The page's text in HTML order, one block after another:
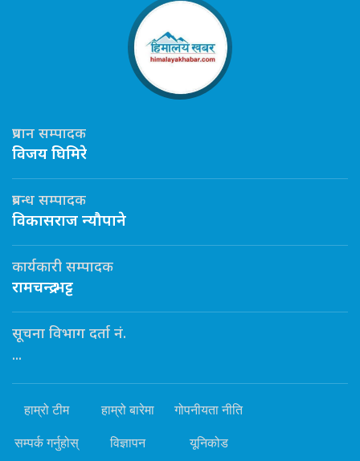
प्रधान सम्पादक
विजय घिमिरे
प्रबन्ध सम्पादक
विकासराज न्यौपाने
कार्यकारी सम्पादक
रामचन्द्र भट्ट
सूचना विभाग दर्ता नं.
...
हाम्रो टीम हाम्रो बारेमा गोपनीयता नीति
सम्पर्क गर्नुहोस् विज्ञापन यूनिकोड